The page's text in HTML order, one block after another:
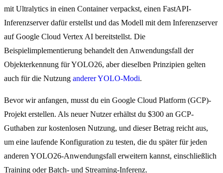
mit Ultralytics in einen Container verpackst, einen FastAPI-
Inferenzserver dafür erstellst und das Modell mit dem Inferenzserver
auf Google Cloud Vertex AI bereitstellst. Die
Beispielimplementierung behandelt den Anwendungsfall der
Objekterkennung für YOLO26, aber dieselben Prinzipien gelten
auch für die Nutzung anderer YOLO-Modi.
Bevor wir anfangen, musst du ein Google Cloud Platform (GCP)-
Projekt erstellen. Als neuer Nutzer erhältst du $300 an GCP-
Guthaben zur kostenlosen Nutzung, und dieser Betrag reicht aus,
um eine laufende Konfiguration zu testen, die du später für jeden
anderen YOLO26-Anwendungsfall erweitern kannst, einschließlich
Training oder Batch- und Streaming-Inferenz.